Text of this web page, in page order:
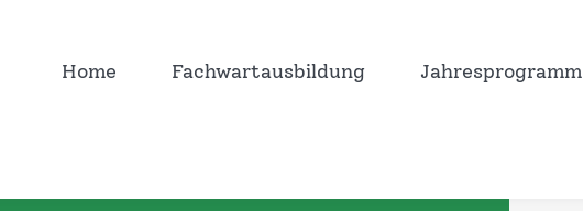
Home Fachwartausbildung Jahresprogramm